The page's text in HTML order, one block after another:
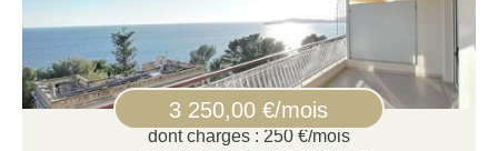
3 250,00 €/mois
dont charges : 250 €/mois